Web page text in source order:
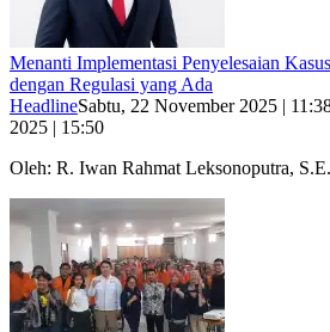
Menanti Implementasi Penyelesaian
dengan Regulasi yang Ada
HeadlineSabtu, 22 November 2025 |
2025 | 15:50
Oleh: R. Iwan Rahmat Leksonoputra,